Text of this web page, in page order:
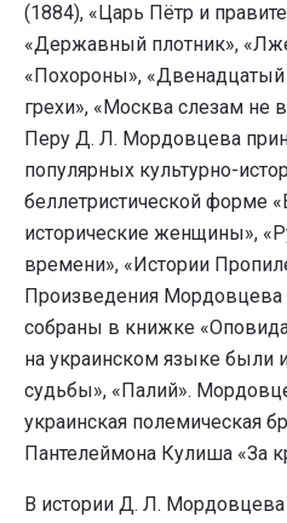
(1884), «Царь Пётр и
«Державный плотник»,
«Похороны», «Двенадцатый
грехи», «Москва слезам не
Перу Д. Л. Мордовцева
популярных культурно-
беллетристической форме
исторические женщины»,
времени», «Истории
Произведения Мордовцева
собраны в книжке
на украинском языке были
судьбы», «Палий».
украинская полемическая
Пантелеймона Кулиша «За
В истории Д. Л. Мордовцева